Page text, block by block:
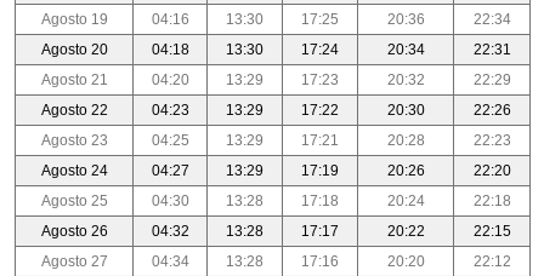
Agosto 19
04:16 13:30 17:25 20:36
22:34
Agosto 20
04:18 13:30 17:24 20:34
22:31
Agosto 21
04:20 13:29 17:23 20:32
22:29
Agosto 22
04:23 13:29 17:22 20:30
22:26
Agosto 23
04:25 13:29 17:21 20:28
22:23
Agosto 24
04:27 13:29 17:19 20:26
22:20
Agosto 25
04:30 13:28 17:18 20:24
22:18
Agosto 26
04:32 13:28 17:17 20:22
22:15
Agosto 27
04:34 13:28 17:16 20:20
22:12